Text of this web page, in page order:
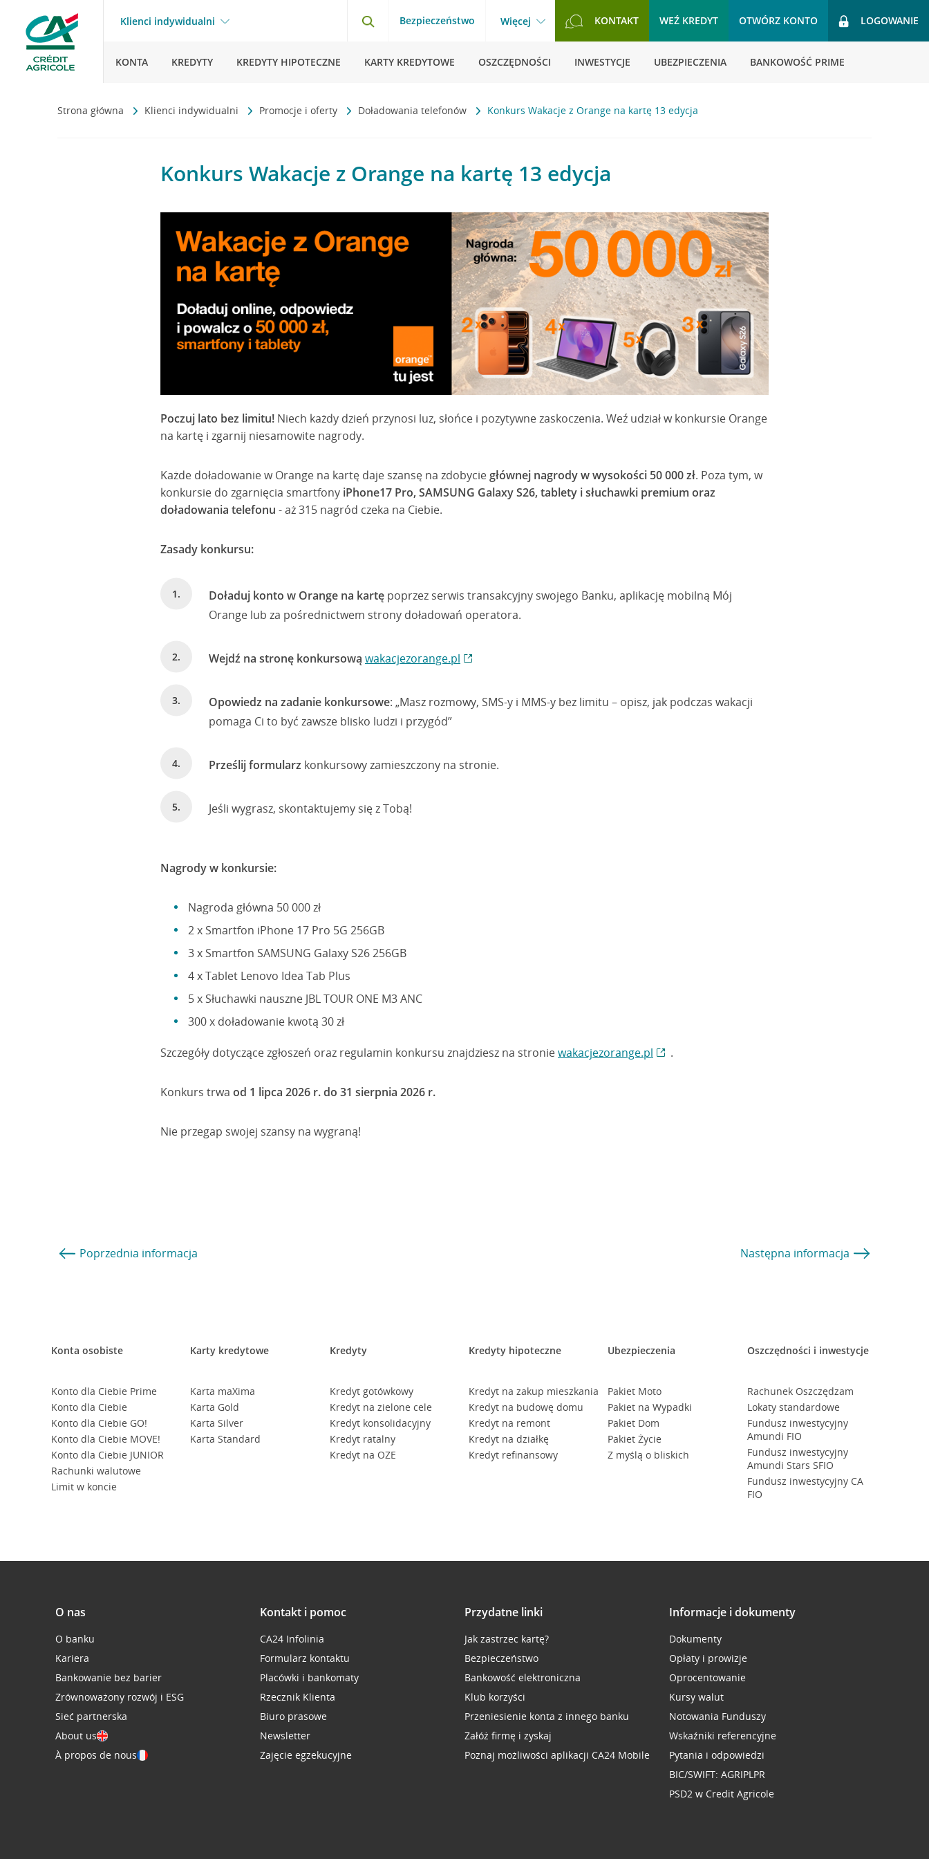
Klienci indywidualni Bezpieczeństwo Więcej KONTAKT WEŹ KREDYT OTWÓRZ KONTO LOGOWANIE
KONTA KREDYTY KREDYTY HIPOTECZNE KARTY KREDYTOWE OSZCZĘDNOŚCI INWESTYCJE UBEZPIECZENIA BANKOWOŚĆ PRIME
Strona główna Klienci indywidualni Promocje i oferty Doładowania telefonów Konkurs Wakacje z Orange na kartę 13 edycja
Konkurs Wakacje z Orange na kartę 13 edycja
Poczuj lato bez limitu! Niech każdy dzień przynosi luz, słońce i pozytywne zaskoczenia. Weź udział w konkursie Orange
na kartę i zgarnij niesamowite nagrody.
Każde doładowanie w Orange na kartę daje szansę na zdobycie głównej nagrody w wysokości 50 000 zł. Poza tym, w
konkursie do zgarnięcia smartfony iPhone17 Pro, SAMSUNG Galaxy S26, tablety i słuchawki premium oraz
doładowania telefonu - aż 315 nagród czeka na Ciebie.
Zasady konkursu:
Doładuj konto w Orange na kartę poprzez serwis transakcyjny swojego Banku, aplikację mobilną Mój
Orange lub za pośrednictwem strony doładowań operatora.
Wejdź na stronę konkursową wakacjezorange.pl
Opowiedz na zadanie konkursowe: „Masz rozmowy, SMS-y i MMS-y bez limitu – opisz, jak podczas wakacji
pomaga Ci to być zawsze blisko ludzi i przygód”
Prześlij formularz konkursowy zamieszczony na stronie.
Jeśli wygrasz, skontaktujemy się z Tobą!
Nagrody w konkursie:
Nagroda główna 50 000 zł
2 x Smartfon iPhone 17 Pro 5G 256GB
3 x Smartfon SAMSUNG Galaxy S26 256GB
4 x Tablet Lenovo Idea Tab Plus
5 x Słuchawki nauszne JBL TOUR ONE M3 ANC
300 x doładowanie kwotą 30 zł
Szczegóły dotyczące zgłoszeń oraz regulamin konkursu znajdziesz na stroniewakacjezorange.pl .
Konkurs trwa od 1 lipca 2026 r. do 31 sierpnia 2026 r.
Nie przegap swojej szansy na wygraną!
Poprzednia informacja Następna informacja
Konta osobiste
Konto dla Ciebie Prime
Konto dla Ciebie
Konto dla Ciebie GO!
Konto dla Ciebie MOVE!
Konto dla Ciebie JUNIOR
Rachunki walutowe
Limit w koncie
Karty kredytowe
Karta maXima
Karta Gold
Karta Silver
Karta Standard
Kredyty
Kredyt gotówkowy
Kredyt na zielone cele
Kredyt konsolidacyjny
Kredyt ratalny
Kredyt na OZE
Kredyty hipoteczne
Kredyt na zakup mieszkania
Kredyt na budowę domu
Kredyt na remont
Kredyt na działkę
Kredyt refinansowy
Ubezpieczenia
Pakiet Moto
Pakiet na Wypadki
Pakiet Dom
Pakiet Życie
Z myślą o bliskich
Oszczędności i inwestycje
Rachunek Oszczędzam
Lokaty standardowe
Fundusz inwestycyjny
Amundi FIO
Fundusz inwestycyjny
Amundi Stars SFIO
Fundusz inwestycyjny CA
FIO
O nas
O banku
Kariera
Bankowanie bez barier
Zrównoważony rozwój i ESG
Sieć partnerska
About us
À propos de nous
Kontakt i pomoc
CA24 Infolinia
Formularz kontaktu
Placówki i bankomaty
Rzecznik Klienta
Biuro prasowe
Newsletter
Zajęcie egzekucyjne
Przydatne linki
Jak zastrzec kartę?
Bezpieczeństwo
Bankowość elektroniczna
Klub korzyści
Przeniesienie konta z innego banku
Załóż firmę i zyskaj
Poznaj możliwości aplikacji CA24 Mobile
Informacje i dokumenty
Dokumenty
Opłaty i prowizje
Oprocentowanie
Kursy walut
Notowania Funduszy
Wskaźniki referencyjne
Pytania i odpowiedzi
BIC/SWIFT: AGRIPLPR
PSD2 w Credit Agricole